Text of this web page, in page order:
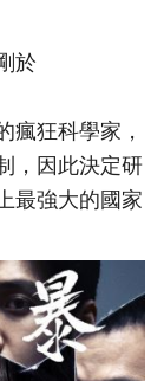
於
瘋狂科學家，
，因此決定研
最強大的國家